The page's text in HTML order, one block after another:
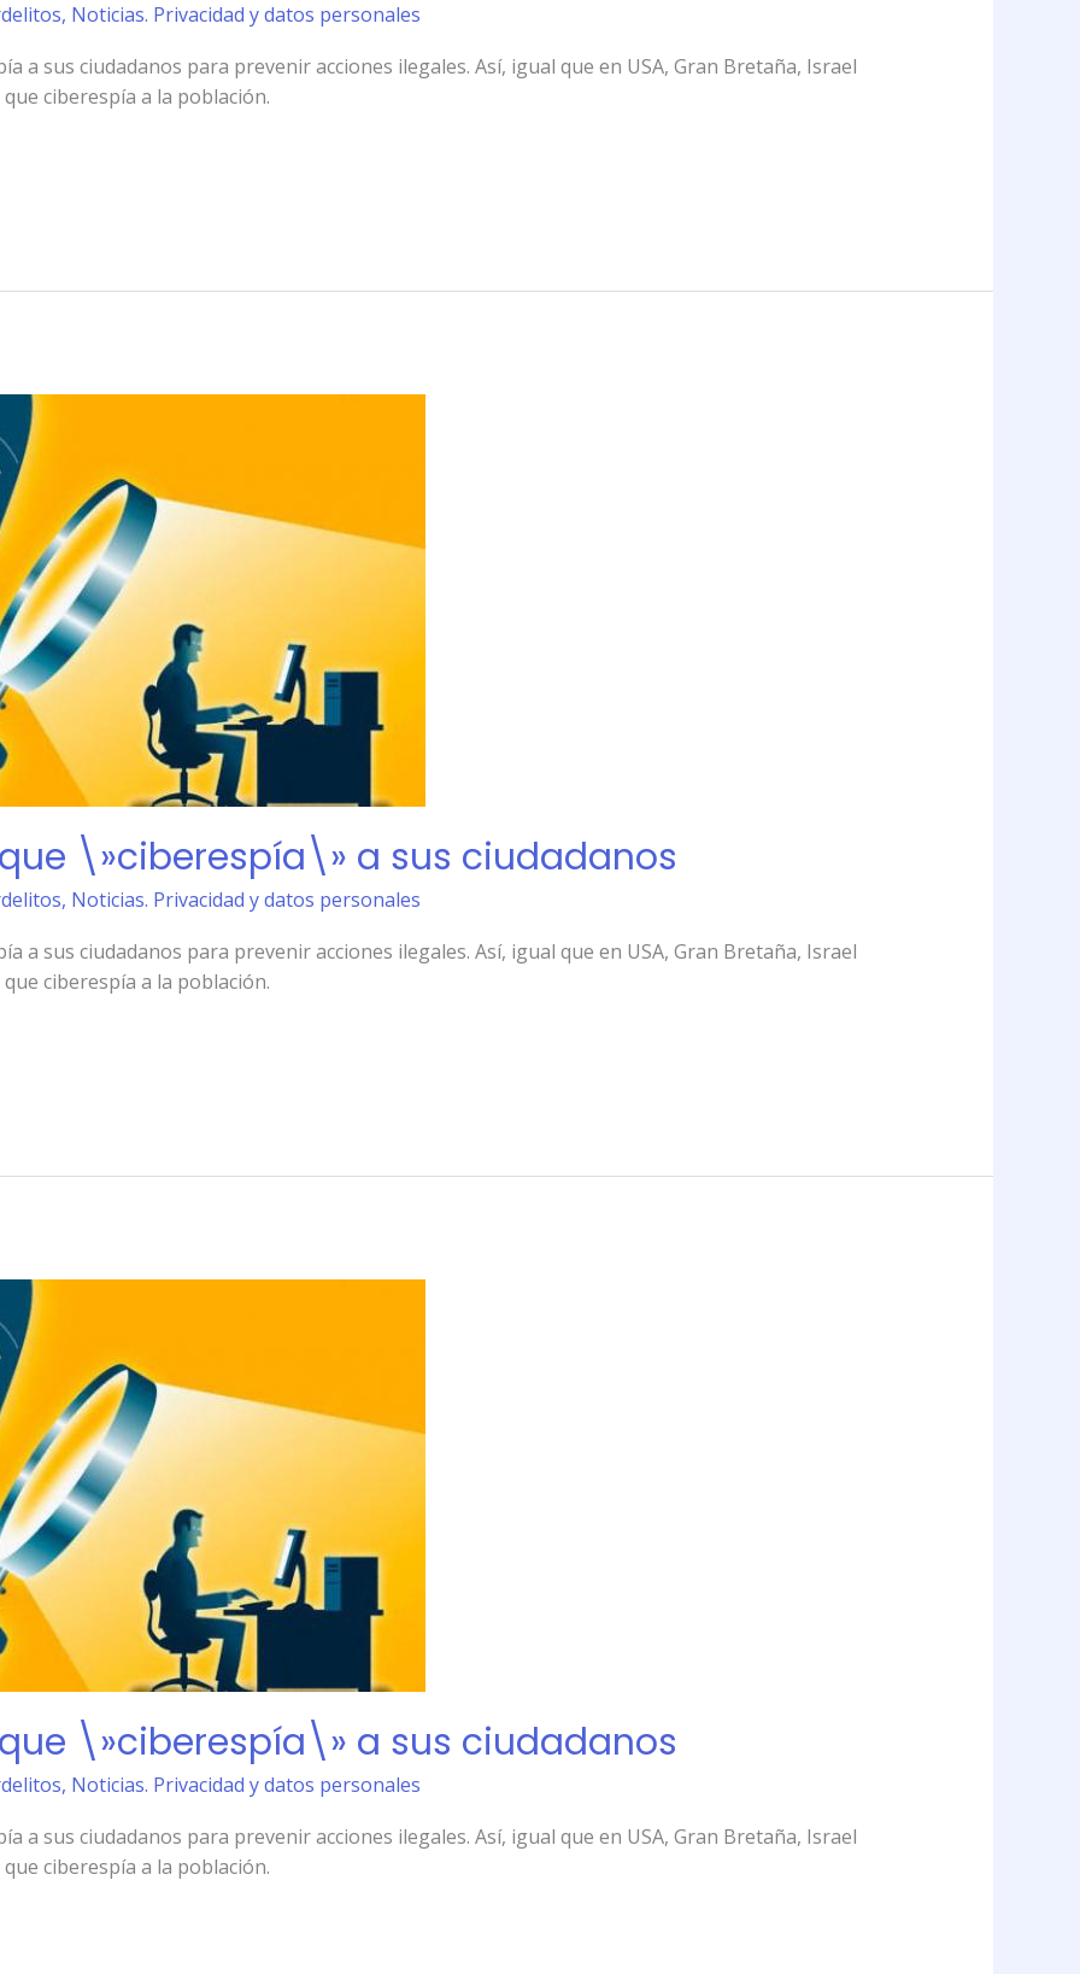
, Noticias. Privacidad y datos personales
a sus ciudadanos para prevenir acciones ilegales. Así, igual que en USA, Gran Bretaña, Israel
ciberespía a la población.
\»ciberespía\» a sus ciudadanos
, Noticias. Privacidad y datos personales
a sus ciudadanos para prevenir acciones ilegales. Así, igual que en USA, Gran Bretaña, Israel
ciberespía a la población.
\»ciberespía\» a sus ciudadanos
, Noticias. Privacidad y datos personales
a sus ciudadanos para prevenir acciones ilegales. Así, igual que en USA, Gran Bretaña, Israel
ciberespía a la población.